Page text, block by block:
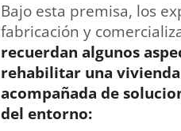
Bajo esta premisa, los
fabricación y
recuerdan algunos
rehabilitar una
acompañada de
del entorno: